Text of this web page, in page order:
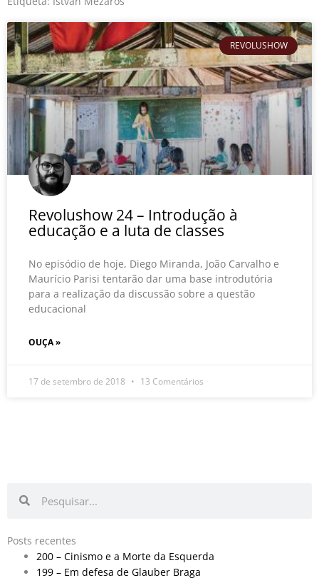
REVOLUSHOW
Revolushow 24 – Introdução à
educação e a luta de classes
No episódio de hoje, Diego Miranda, João Carvalho e
Maurício Parisi tentarão dar uma base introdutória
para a realização da discussão sobre a questão
educacional
OUÇA »
17 de setembro de 2018 13 Comentários
Posts recentes
200 – Cinismo e a Morte da Esquerda
199 – Em defesa de Glauber Braga